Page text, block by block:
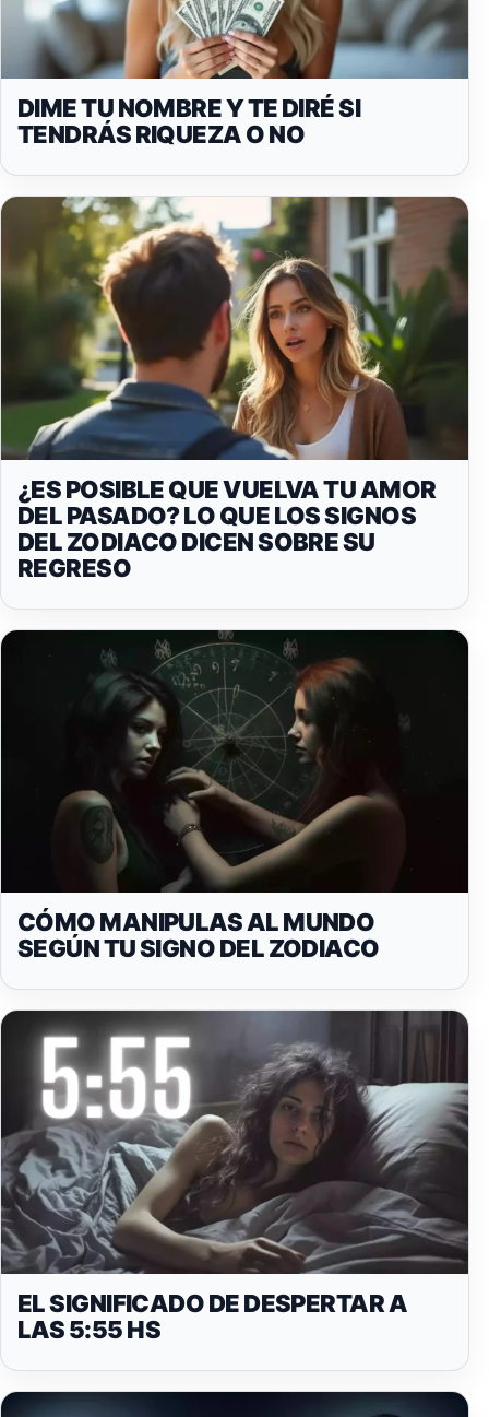
DIME TU NOMBRE Y TE DIRÉ SI
TENDRÁS RIQUEZA O NO
¿ES POSIBLE QUE VUELVA TU AMOR
DEL PASADO? LO QUE LOS SIGNOS
DEL ZODIACO DICEN SOBRE SU
REGRESO
CÓMO MANIPULAS AL MUNDO
SEGÚN TU SIGNO DEL ZODIACO
EL SIGNIFICADO DE DESPERTAR A
LAS 5:55 HS